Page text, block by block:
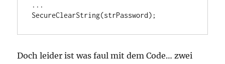
...
SecureClearString(strPassword);
Doch leider ist was faul mit dem Code… zwei